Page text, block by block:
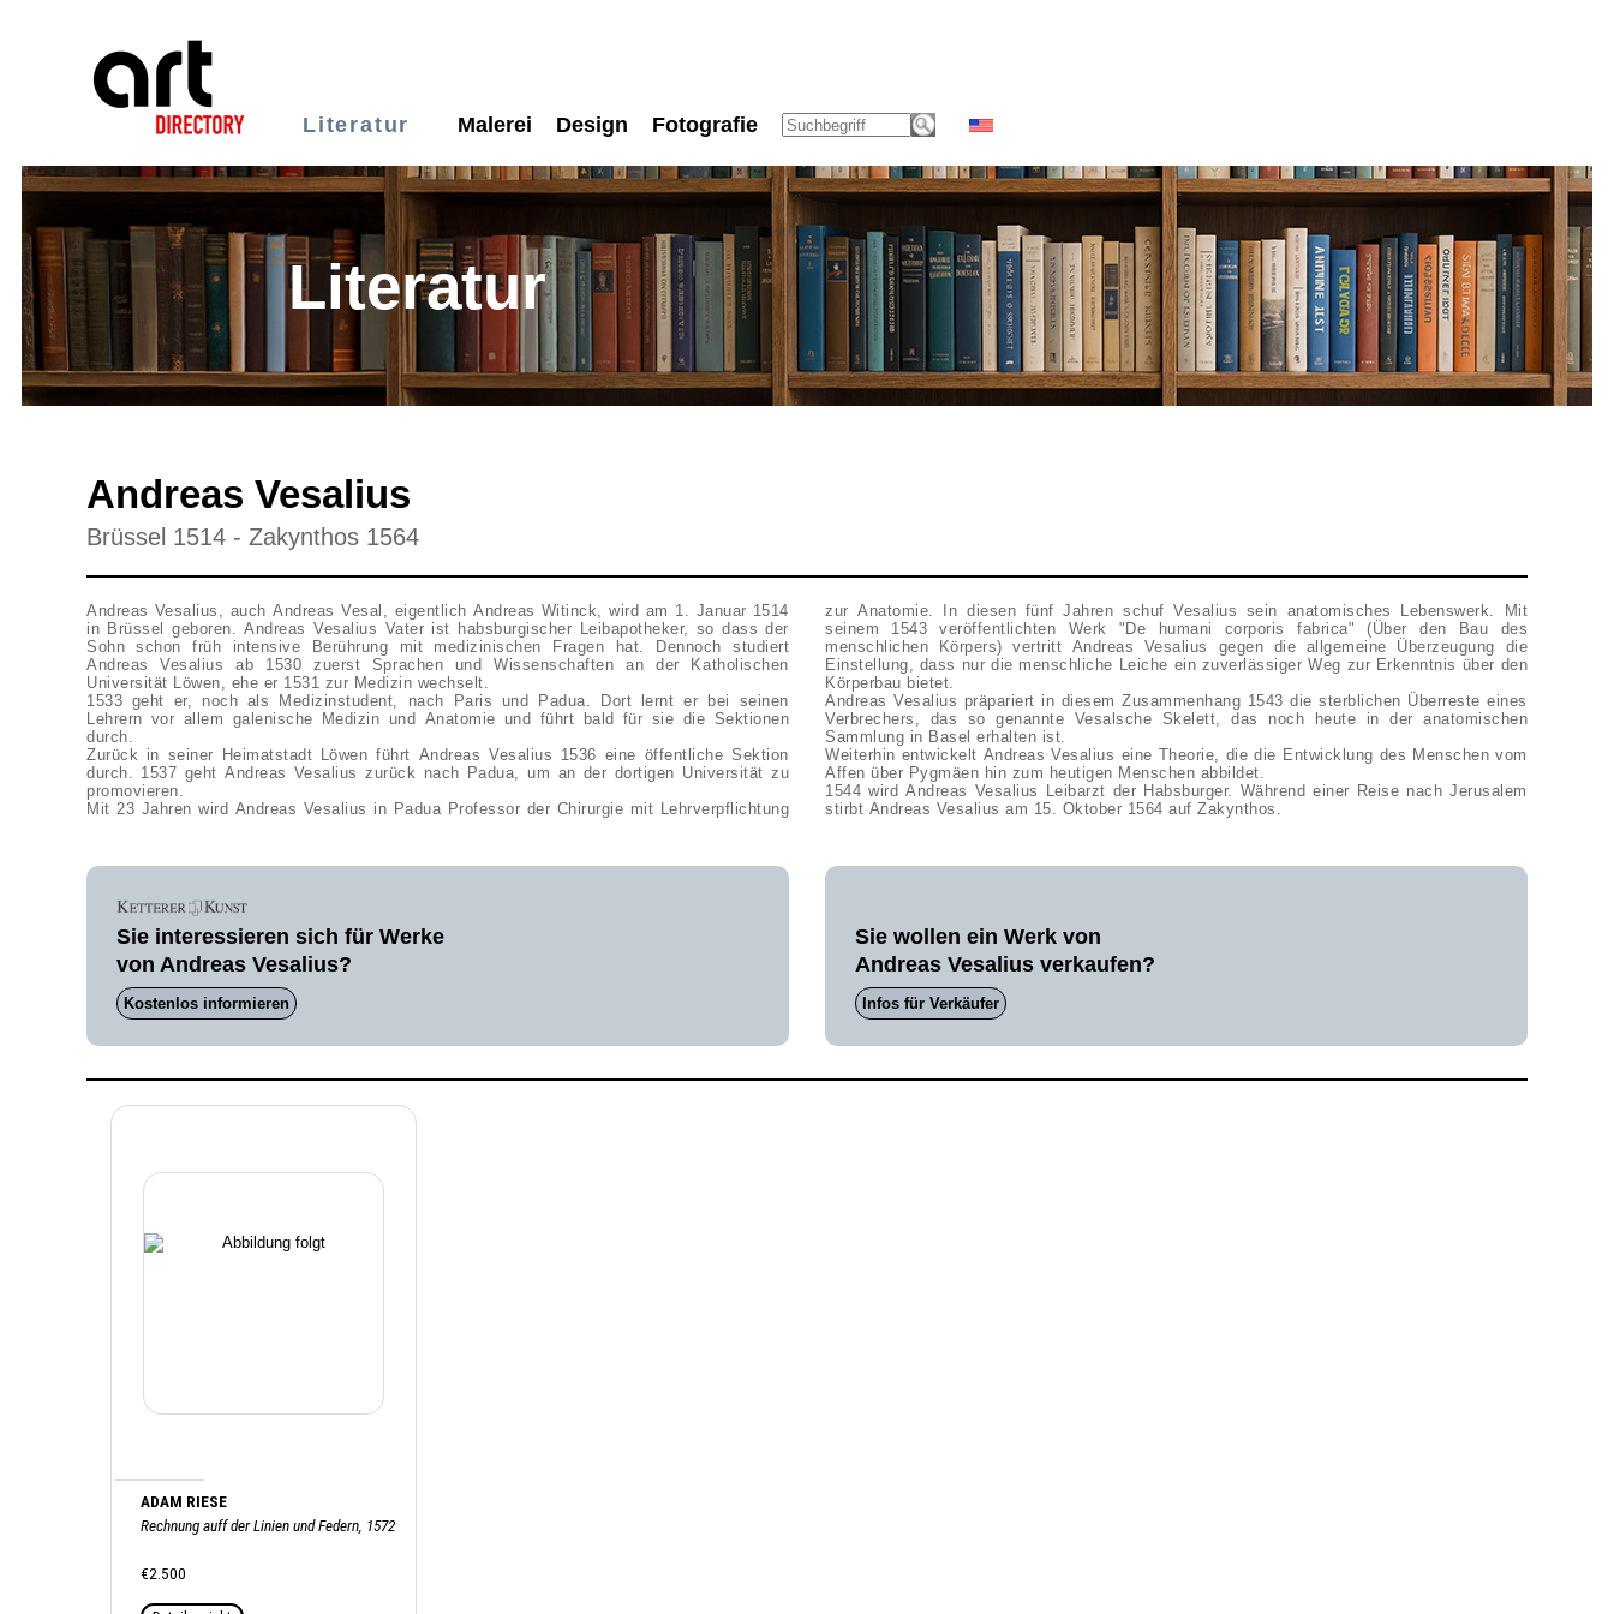
Literatur Malerei Design Fotografie
Literatur
Andreas Vesalius
Brüssel 1514 - Zakynthos 1564
Andreas Vesalius, auch Andreas Vesal, eigentlich Andreas Witinck, wird am 1. Januar 1514
in Brüssel geboren. Andreas Vesalius Vater ist habsburgischer Leibapotheker, so dass der
Sohn schon früh intensive Berührung mit medizinischen Fragen hat. Dennoch studiert
Andreas Vesalius ab 1530 zuerst Sprachen und Wissenschaften an der Katholischen
Universität Löwen, ehe er 1531 zur Medizin wechselt.
1533 geht er, noch als Medizinstudent, nach Paris und Padua. Dort lernt er bei seinen
Lehrern vor allem galenische Medizin und Anatomie und führt bald für sie die Sektionen
durch.
Zurück in seiner Heimatstadt Löwen führt Andreas Vesalius 1536 eine öffentliche Sektion
durch. 1537 geht Andreas Vesalius zurück nach Padua, um an der dortigen Universität zu
promovieren.
Mit 23 Jahren wird Andreas Vesalius in Padua Professor der Chirurgie mit Lehrverpflichtung
zur Anatomie. In diesen fünf Jahren schuf Vesalius sein anatomisches Lebenswerk. Mit
seinem 1543 veröffentlichten Werk "De humani corporis fabrica" (Über den Bau des
menschlichen Körpers) vertritt Andreas Vesalius gegen die allgemeine Überzeugung die
Einstellung, dass nur die menschliche Leiche ein zuverlässiger Weg zur Erkenntnis über den
Körperbau bietet.
Andreas Vesalius präpariert in diesem Zusammenhang 1543 die sterblichen Überreste eines
Verbrechers, das so genannte Vesalsche Skelett, das noch heute in der anatomischen
Sammlung in Basel erhalten ist.
Weiterhin entwickelt Andreas Vesalius eine Theorie, die die Entwicklung des Menschen vom
Affen über Pygmäen hin zum heutigen Menschen abbildet.
1544 wird Andreas Vesalius Leibarzt der Habsburger. Während einer Reise nach Jerusalem
stirbt Andreas Vesalius am 15. Oktober 1564 auf Zakynthos.
Sie interessieren sich für Werke
von Andreas Vesalius?
Kostenlos informieren
Sie wollen ein Werk von
Andreas Vesalius verkaufen?
Infos für Verkäufer
ADAM RIESE
Rechnung auff der Linien und Federn, 1572
€2.500